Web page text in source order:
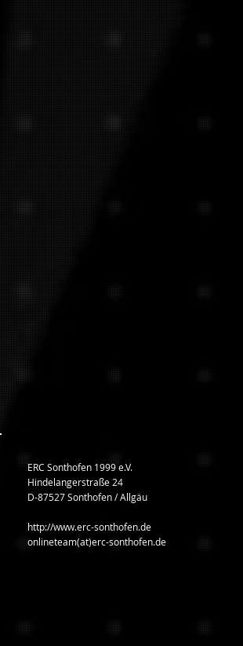
ERC Sonthofen 1999 e.V.
Hindelangerstraße 24
D-87527 Sonthofen / Allgäu
http://www.erc-sonthofen.de
onlineteam(at)erc-sonthofen.de